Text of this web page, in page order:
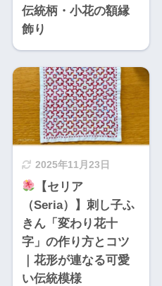
伝統柄・小花の額縁
飾り
2025年11月23日
【セリア
（Seria）】刺し子ふ
きん「変わり花十
字」の作り方とコツ
｜花形が連なる可愛
い伝統模様